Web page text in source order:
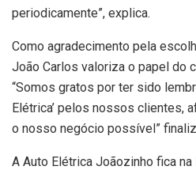
periodicamente”, explica.
Como agradecimento pela
João Carlos valoriza o papel do
“Somos gratos por ter sido
Elétrica’ pelos nossos clientes,
o nosso negócio possível”
A Auto Elétrica Joãozinho fica